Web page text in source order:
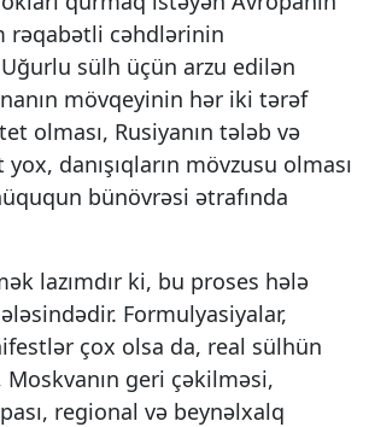
rəqabətli cəhdlərinin
Uğurlu sülh üçün arzu edilən
mövqeyinin hər iki tərəf
olması, Rusiyanın tələb və
yox, danışıqların mövzusu olması
bünövrəsi ətrafında
lazımdır ki, bu proses hələ
Formulyasiyalar,
çox olsa da, real sülhün
geri çəkilməsi,
regional və beynəlxalq